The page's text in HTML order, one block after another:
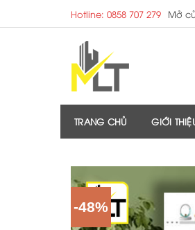
to
Hotline: 0858 707 279 Mở
TRANG CHỦ GIỚI
-48%